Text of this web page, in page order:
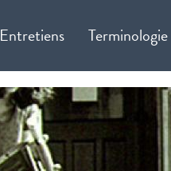
Entretiens Terminologie